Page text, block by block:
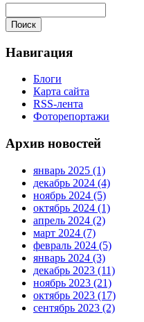
Навигация
Блоги
Карта сайта
RSS-лента
Фоторепортажи
Архив новостей
январь 2025 (1)
декабрь 2024 (4)
ноябрь 2024 (5)
октябрь 2024 (1)
апрель 2024 (2)
март 2024 (7)
февраль 2024 (5)
январь 2024 (3)
декабрь 2023 (11)
ноябрь 2023 (21)
октябрь 2023 (17)
сентябрь 2023 (2)